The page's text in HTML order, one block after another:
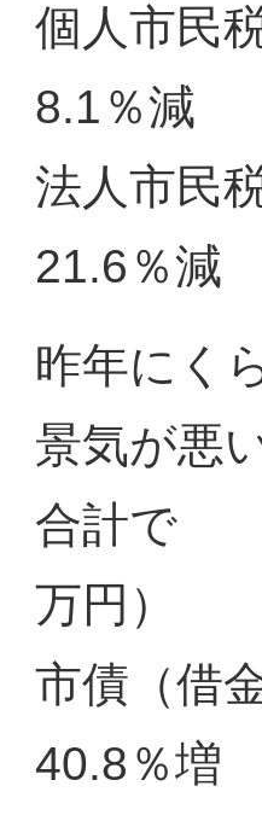
個人市
8.1％減
法人市
21.6％減
昨年にく
景気が悪
合計で
万円）
市債（借
40.8％増